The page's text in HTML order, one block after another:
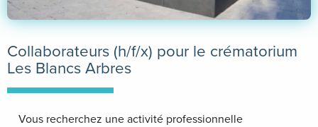
Collaborateurs (h/f/x) pour le crématorium
Les Blancs Arbres
Vous recherchez une activité professionnelle